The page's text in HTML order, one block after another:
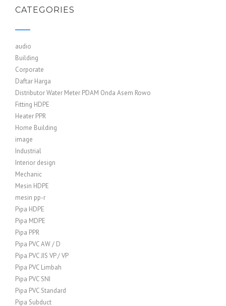
CATEGORIES
audio
Building
Corporate
Daftar Harga
Distributor Water Meter PDAM Onda Asem Rowo
Fitting HDPE
Heater PPR
Home Building
image
Industrial
Interior design
Mechanic
Mesin HDPE
mesin pp-r
Pipa HDPE
Pipa MDPE
Pipa PPR
Pipa PVC AW / D
Pipa PVC JIS VP / VP
Pipa PVC Limbah
Pipa PVC SNI
Pipa PVC Standard
Pipa Subduct